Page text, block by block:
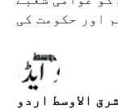
الاوسط اردو